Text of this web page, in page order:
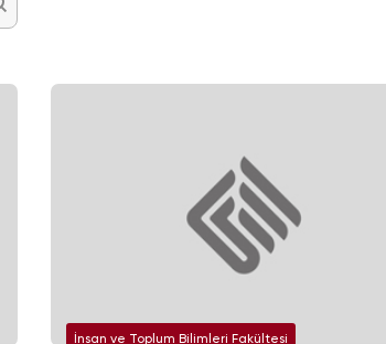
İnsan ve Toplum Bilimleri Fakültesi